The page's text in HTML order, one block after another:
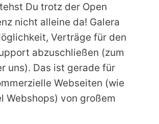
Du trotz der Open
nicht alleine da! Galera
Verträge für den
abzuschließen (zum
uns). Das ist gerade für
Webseiten (wie
Webshops) von großem